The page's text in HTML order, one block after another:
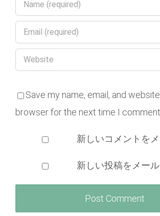
browser for the next time I comment.